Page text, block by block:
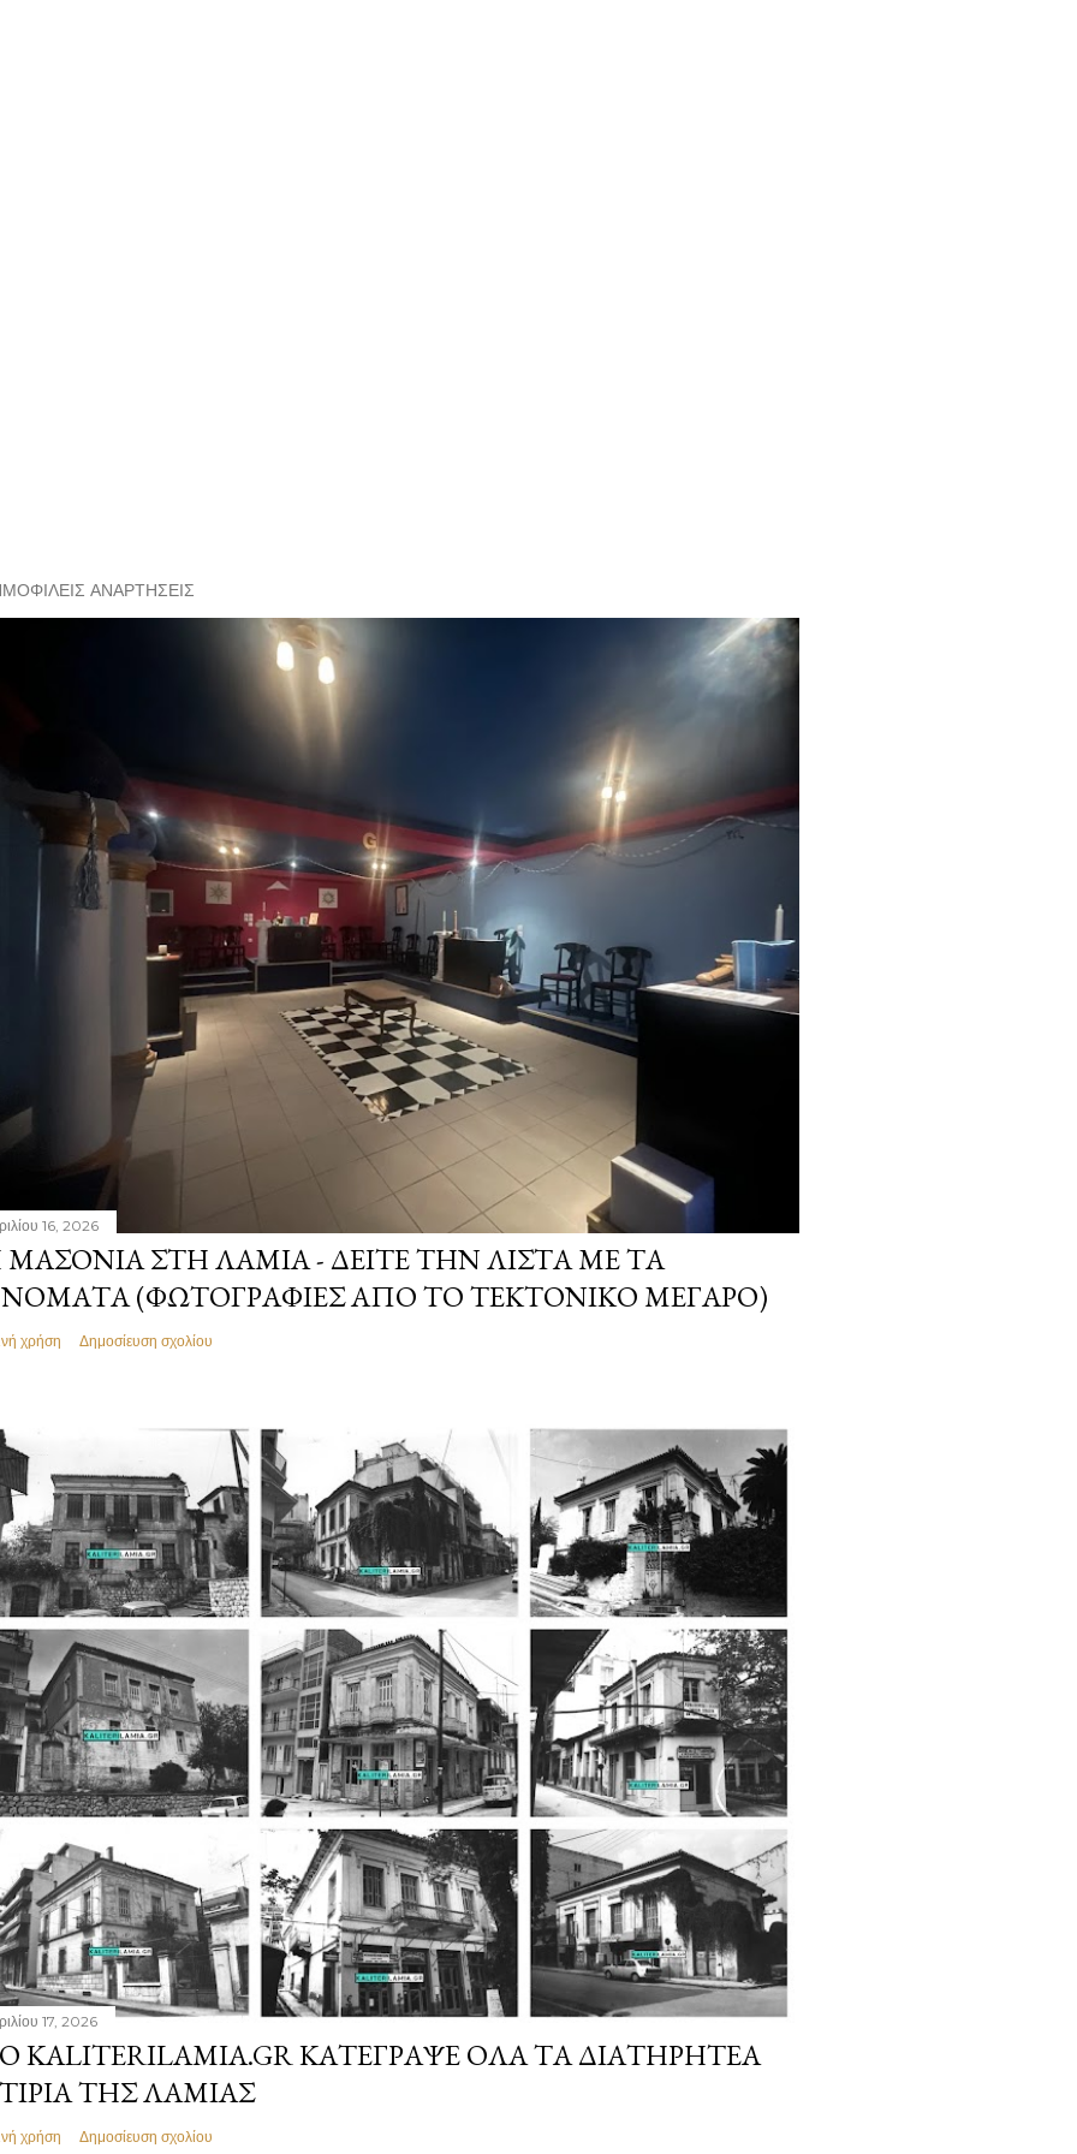
ΑΝΑΡΤΉΣΕΙΣ
16, 2026
ΣΤΗ ΛΑΜΊΑ - ΔΕΊΤΕ ΤΗΝ ΛΊΣΤΑ ΜΕ ΤΑ
(ΦΩΤΟΓΡΑΦΊΕΣ ΑΠΌ ΤΟ ΤΕΚΤΟΝΙΚΌ ΜΈΓΑΡΟ)
χρήση Δημοσίευση σχολίου
17, 2026
KALITERILAMIA.GR ΚΑΤΈΓΡΑΨΕ ΌΛΑ ΤΑ ΔΙΑΤΗΡΗΤΈΑ
ΤΗΣ ΛΑΜΊΑΣ
χρήση Δημοσίευση σχολίου